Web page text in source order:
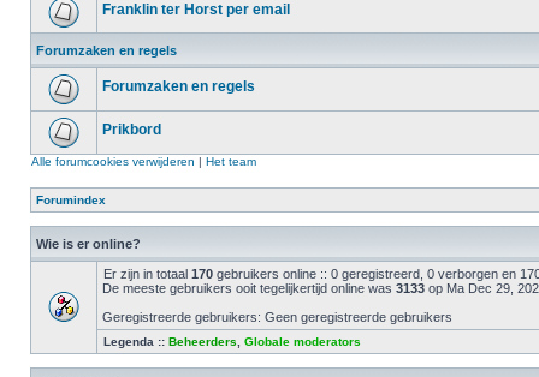
Franklin ter Horst per email
Forumzaken en regels
Forumzaken en regels
Prikbord
Alle forumcookies verwijderen | Het team
Forumindex
Wie is er online?
Er zijn in totaal 170 gebruikers online :: 0 geregistreerd, 0 verborgen en
De meeste gebruikers ooit tegelijkertijd online was 3133 op Ma Dec 29,
Geregistreerde gebruikers: Geen geregistreerde gebruikers
Legenda :: Beheerders Globale moderators